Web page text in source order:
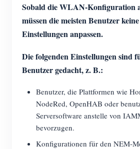
Sobald die WLAN-Konfiguration
müssen die meisten Benutzer
Einstellungen anpassen.
Die folgenden Einstellungen sind
Benutzer gedacht, z. B.:
Benutzer, die Plattformen wie
NodeRed, OpenHAB oder
Serversoftware anstelle von
bevorzugen.
Konfigurationen für den NEM-